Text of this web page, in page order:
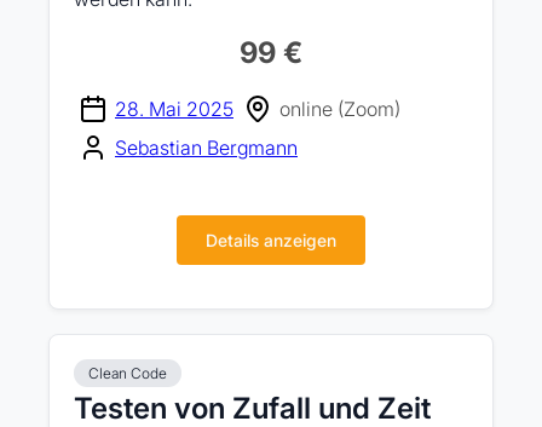
99 €
28. Mai 2025
online (Zoom)
Sebastian Bergmann
Details anzeigen
Clean Code
Testen von Zufall und Zeit